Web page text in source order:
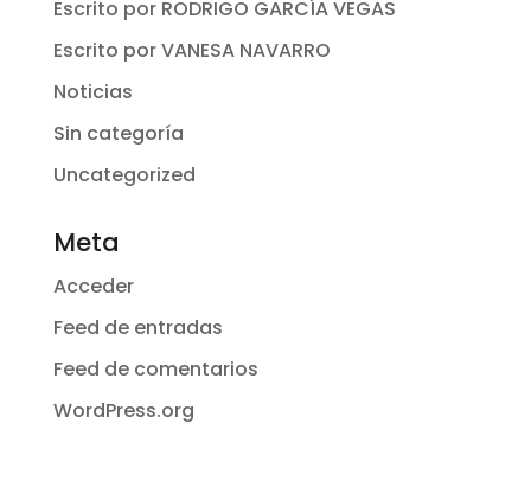
Escrito por RODRIGO GARCÍA VEGAS
Escrito por VANESA NAVARRO
Noticias
Sin categoría
Uncategorized
Meta
Acceder
Feed de entradas
Feed de comentarios
WordPress.org